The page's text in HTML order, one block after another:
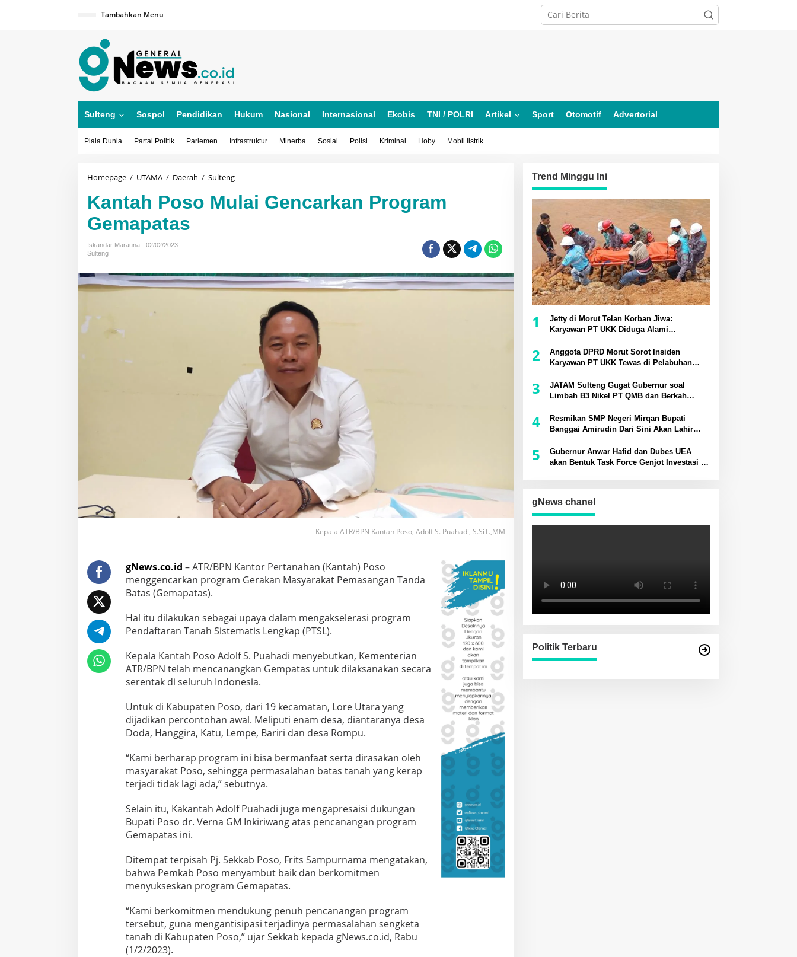
Tambahkan Menu
Sulteng Sospol Pendidikan Hukum Nasional Internasional Ekobis TNI / POLRI Artikel Sport Otomotif Advertorial
Piala Dunia Partai Politik Parlemen Infrastruktur Minerba Sosial Polisi Kriminal Hoby Mobil listrik
Homepage / UTAMA / Daerah / SultengKantah
Mulai
Gencarkan
Kantah Poso Mulai Gencarkan Program
Gemapatas
Iskandar Marauna
02/02/2023
Sulteng
Kepala ATR/BPN Kantah Poso, Adolf S. Puahadi, S.SiT.,MM
gNews.co.id – ATR/BPN Kantor Pertanahan (Kantah) Poso
menggencarkan program Gerakan Masyarakat Pemasangan Tanda
Batas (Gemapatas).
Hal itu dilakukan sebagai upaya dalam mengakselerasi program
Pendaftaran Tanah Sistematis Lengkap (PTSL).
Kepala Kantah Poso Adolf S. Puahadi menyebutkan, Kementerian
ATR/BPN telah mencanangkan Gempatas untuk dilaksanakan secara
serentak di seluruh Indonesia.
Untuk di Kabupaten Poso, dari 19 kecamatan, Lore Utara yang
dijadikan percontohan awal. Meliputi enam desa, diantaranya desa
Doda, Hanggira, Katu, Lempe, Bariri dan desa Rompu.
“Kami berharap program ini bisa bermanfaat serta dirasakan oleh
masyarakat Poso, sehingga permasalahan batas tanah yang kerap
terjadi tidak lagi ada,” sebutnya.
Selain itu, Kakantah Adolf Puahadi juga mengapresaisi dukungan
Bupati Poso dr. Verna GM Inkiriwang atas pencanangan program
Gemapatas ini.
Ditempat terpisah Pj. Sekkab Poso, Frits Sampurnama mengatakan,
bahwa Pemkab Poso menyambut baik dan berkomitmen
menyukseskan program Gemapatas.
“Kami berkomitmen mendukung penuh pencanangan program
tersebut, guna mengantisipasi terjadinya permasalahan sengketa
tanah di Kabupaten Poso,” ujar Sekkab kepada gNews.co.id, Rabu
(1/2/2023).
Trend Minggu Ini
1
Jetty di Morut Telan Korban Jiwa:
Karyawan PT UKK Diduga Alami
2
Anggota DPRD Morut Sorot Insiden
Karyawan PT UKK Tewas di Pelabuhan
3
JATAM Sulteng Gugat Gubernur soal
Limbah B3 Nikel PT QMB dan Berkah
4
Resmikan SMP Negeri Mirqan Bupati
Banggai Amirudin Dari Sini Akan Lahir
Daerah
5
Gubernur Anwar Hafid dan Dubes UEA
akan Bentuk Task Force Genjot Investasi di
gNews chanel
Politik Terbaru